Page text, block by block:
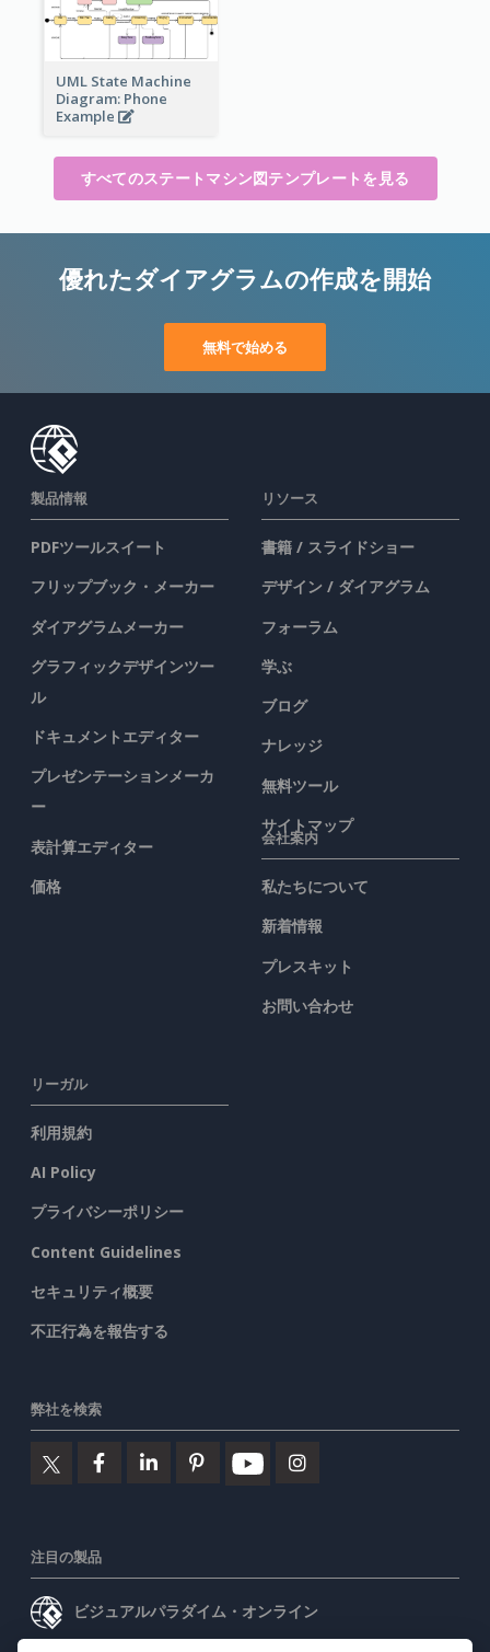
UML State Machine
Diagram: Phone
Example
すべてのステートマシン図テンプレートを見る
優れたダイアグラムの作成を開始
無料で始める
製品情報
PDFツールスイート
フリップブック・メーカー
ダイアグラムメーカー
グラフィックデザインツー
ル
ドキュメントエディター
プレゼンテーションメーカ
ー
表計算エディター
価格
リソース
書籍 / スライドショー
デザイン / ダイアグラム
フォーラム
学ぶ
ブログ
ナレッジ
無料ツール
サイトマップ
会社案内
私たちについて
新着情報
プレスキット
お問い合わせ
リーガル
利用規約
AI Policy
プライバシーポリシー
Content Guidelines
セキュリティ概要
不正行為を報告する
弊社を検索
注目の製品
ビジュアルパラダイム・オンライン